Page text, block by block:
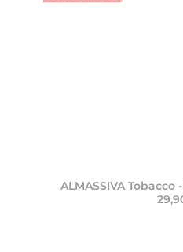
ALMASSIVA